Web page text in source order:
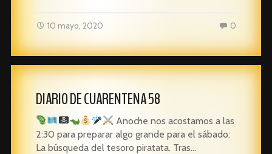
10 mayo, 2020 0
DIARIO DE CUARENTENA 58
Anoche nos acostamos a las
2:30 para preparar algo grande para el sábado:
La búsqueda del tesoro piratata. Tras…